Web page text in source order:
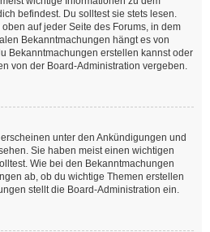
befindest. Du solltest sie stets lesen.
auf jeder Seite des Forums, in dem
Bekanntmachungen hängt es von
Bekanntmachungen erstellen kannst oder
von der Board-Administration vergeben.
unter den Ankündigungen und
Sie haben meist einen wichtigen
Wie bei den Bekanntmachungen
ab, ob du wichtige Themen erstellen
stellt die Board-Administration ein.